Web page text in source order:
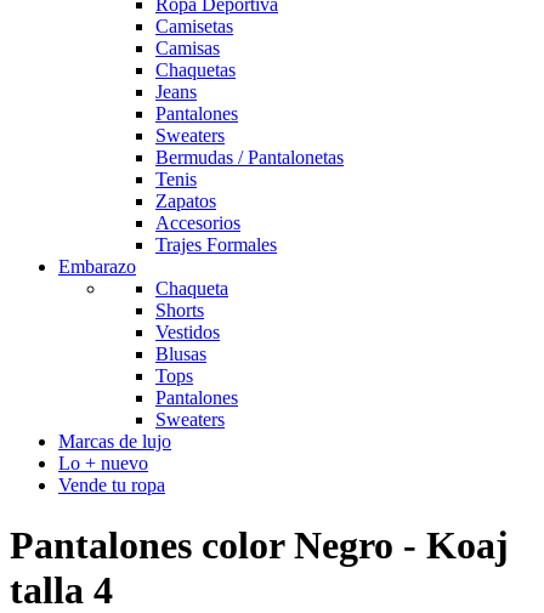
Ropa Deportiva
Camisetas
Camisas
Chaquetas
Jeans
Pantalones
Sweaters
Bermudas / Pantalonetas
Tenis
Zapatos
Accesorios
Trajes Formales
Embarazo
Chaqueta
Shorts
Vestidos
Blusas
Tops
Pantalones
Sweaters
Marcas de lujo
Lo + nuevo
Vende tu ropa
Pantalones color Negro - Koaj
talla 4